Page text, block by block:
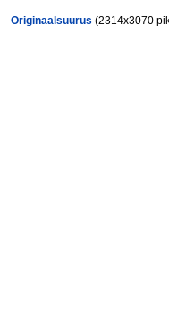
Originaalsuurus (2314x3070